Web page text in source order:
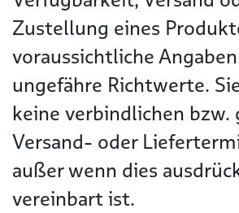
Zustellung eines
voraussichtliche
ungefähre Richtwerte.
keine verbindlichen
Versand- oder
außer wenn dies
vereinbart ist.